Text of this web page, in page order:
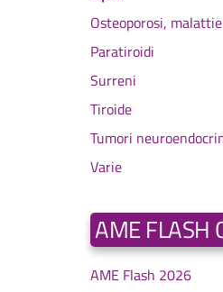
Osteoporosi,
Paratiroidi
Surreni
Tiroide
Tumori
Varie
AME FLASH
AME Flash 2026